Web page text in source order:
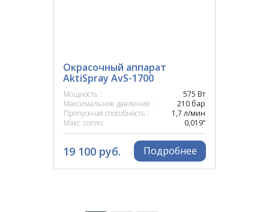
Окрасочный аппарат
AktiSpray AvS-1700
Мощность :
575 Вт
Максимальное давление :
210 бар
Пропускная способность :
1,7 л/мин
Макс. сопло:
0,019’’
19 100 руб. Подробнее